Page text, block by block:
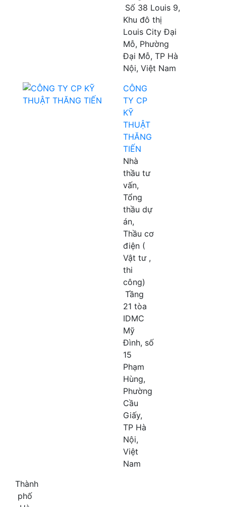
Số 38 Louis 9,
Khu đô thị
Louis City Đại
Mỗ, Phường
Đại Mỗ, TP Hà
Nội, Việt Nam
CÔNG
TY CP
KỸ
THUẬT
THĂNG
TIẾN
Nhà
thầu tư
vấn,
Tổng
thầu dự
án,
Thầu cơ
điện (
Vật tư ,
thi
công)
Tầng
21 tòa
IDMC
Mỹ
Đình, số
15
Phạm
Hùng,
Phường
Cầu
Giấy,
TP Hà
Nội,
Việt
Nam
Thành
phố